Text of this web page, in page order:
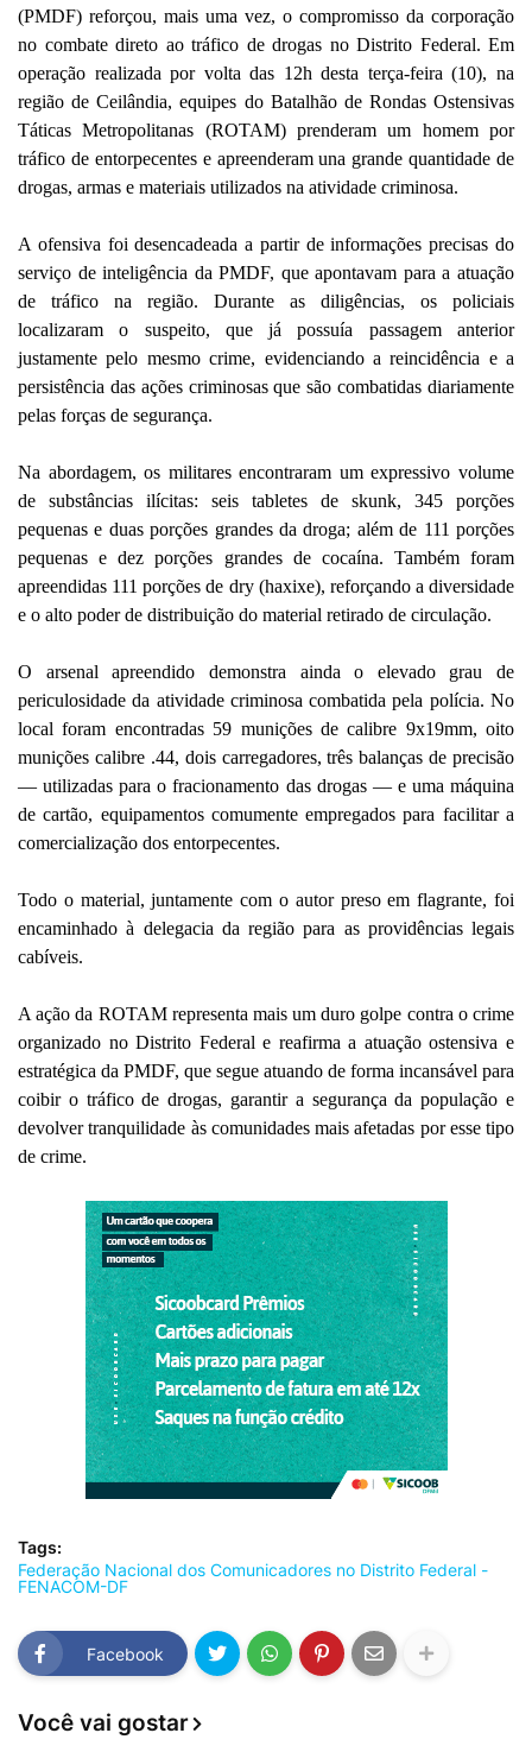
(PMDF) reforçou, mais uma vez, o compromisso da corporação
no combate direto ao tráfico de drogas no Distrito Federal. Em
operação realizada por volta das 12h desta terça-feira (10), na
região de Ceilândia, equipes do Batalhão de Rondas Ostensivas
Táticas Metropolitanas (ROTAM) prenderam um homem por
tráfico de entorpecentes e apreenderam una grande quantidade de
drogas, armas e materiais utilizados na atividade criminosa.
A ofensiva foi desencadeada a partir de informações precisas do
serviço de inteligência da PMDF, que apontavam para a atuação
de tráfico na região. Durante as diligências, os policiais
localizaram o suspeito, que já possuía passagem anterior
justamente pelo mesmo crime, evidenciando a reincidência e a
persistência das ações criminosas que são combatidas diariamente
pelas forças de segurança.
Na abordagem, os militares encontraram um expressivo volume
de substâncias ilícitas: seis tabletes de skunk, 345 porções
pequenas e duas porções grandes da droga; além de 111 porções
pequenas e dez porções grandes de cocaína. Também foram
apreendidas 111 porções de dry (haxixe), reforçando a diversidade
e o alto poder de distribuição do material retirado de circulação.
O arsenal apreendido demonstra ainda o elevado grau de
periculosidade da atividade criminosa combatida pela polícia. No
local foram encontradas 59 munições de calibre 9x19mm, oito
munições calibre .44, dois carregadores, três balanças de precisão
— utilizadas para o fracionamento das drogas — e uma máquina
de cartão, equipamentos comumente empregados para facilitar a
comercialização dos entorpecentes.
Todo o material, juntamente com o autor preso em flagrante, foi
encaminhado à delegacia da região para as providências legais
cabíveis.
A ação da ROTAM representa mais um duro golpe contra o crime
organizado no Distrito Federal e reafirma a atuação ostensiva e
estratégica da PMDF, que segue atuando de forma incansável para
coibir o tráfico de drogas, garantir a segurança da população e
devolver tranquilidade às comunidades mais afetadas por esse tipo
de crime.
Tags:
Federação Nacional dos Comunicadores no Distrito Federal -
FENACOM-DF
Facebook
Você vai gostar